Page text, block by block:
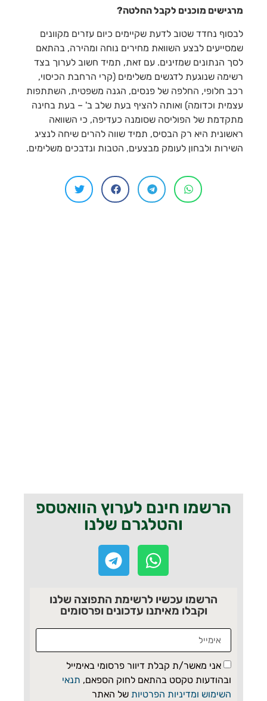
מרגישים מוכנים לקבל החלטה?
לבסוף נחדד שטוב לדעת שקיימים כיום עזרים מקוונים
שמסייעים לבצע השוואת מחירים נוחה ומהירה, בהתאם
לסך הנתונים שמזינים. עם זאת, תמיד חשוב לערוך בצד
רשימה שנוגעת לדגשים משלימים (קרי הרחבת הכיסוי,
רכב חלופי, החלפה של פנסים, הגנה משפטית, השתתפות
עצמית וכדומה) ואותה להציף בעת שלב ב' – בעת בחינה
מתקדמת של הפוליסה שסומנה כעדיפה, כי השוואה
ראשונית היא רק הבסיס, תמיד שווה להרים שיחה לנציג
השירות ולבחון לעומק מבצעים, הטבות ונדבכים משלימים.
הרשמו חינם לערוץ הוואטספ
והטלגרם שלנו
הרשמו עכשיו לרשימת התפוצה שלנו
וקבלו מאיתנו עדכונים ופרסומים
אני מאשר/ת קבלת דיוור פרסומי באימייל
ובהודעות טקסט בהתאם לחוק הספאם, תנאי
השימוש ומדיניות הפרטיות של האתר